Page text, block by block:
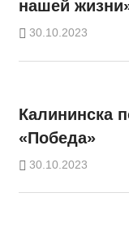
нашей
30.10.2023
Калининска
«Победа»
30.10.2023